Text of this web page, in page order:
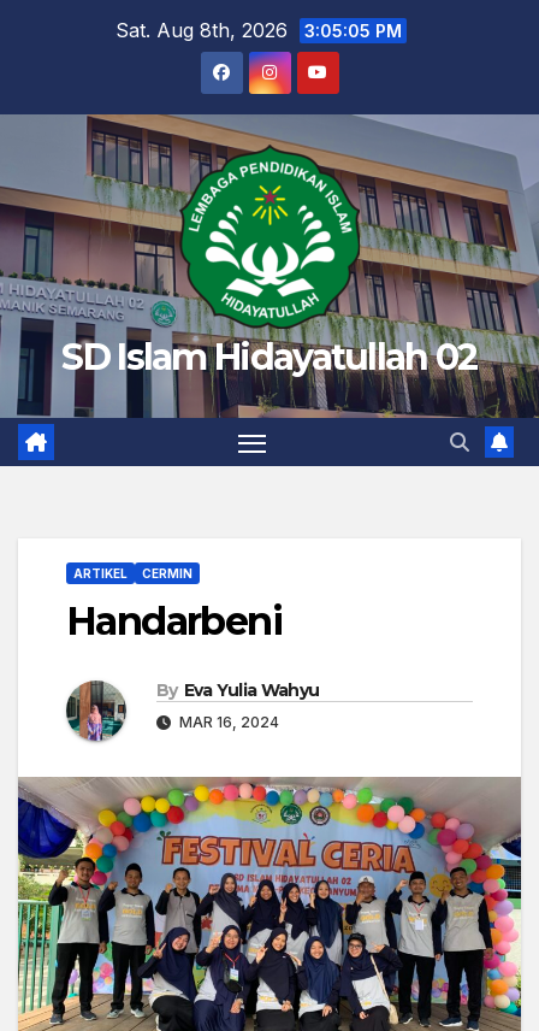
Sat. Aug 8th, 2026 3:05:06 PM
SD Islam Hidayatullah 02
ARTIKEL CERMIN
Handarbeni
By Eva Yulia Wahyu
MAR 16, 2024